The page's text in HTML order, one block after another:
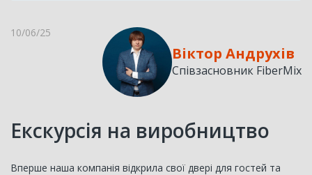
10/06/25
Віктор Андрухів
Співзасновник FiberMix
Екскурсія на виробництво
Вперше наша компанія відкрила свої двері для гостей та